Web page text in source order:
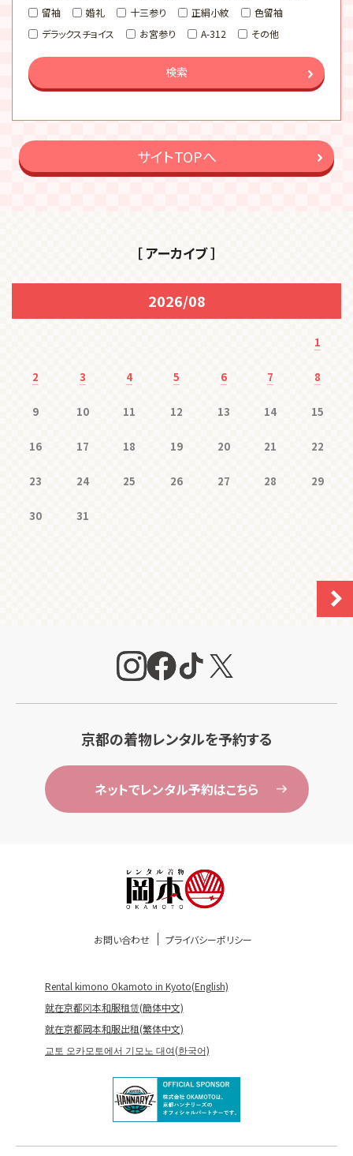
留袖
婚礼 十三参り 正絹小紋
色留袖
デラックスチョイス
お宮参り A-312 その他
検索
サイトTOPへ
［ アーカイブ ］
2026/08
1
2 3 4 5 6 7 8
9 10 11 12 13 14 15
16 17 18 19 20 21 22
23 24 25 26 27 28 29
30 31
京都の着物レンタルを予約する
ネットでレンタル予約はこちら
お問い合わせ プライバシーポリシー
Rental kimono Okamoto in Kyoto(English)
就在京都冈本和服租赁(簡体中文)
就在京都岡本和服出租(繁体中文)
교토 오카모토에서 기모노 대여(한국어)